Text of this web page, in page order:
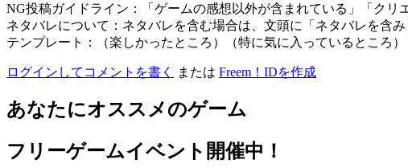
NG投稿ガイドライン：「ゲームの感想以外が含まれている」「クリ
ネタバレについて：ネタバレを含む場合は、文頭に「ネタバレを含み
テンプレート：（楽しかったところ）（特に気に入っているところ
ログインしてコメントを書く または Freem！IDを作成
あなたにオススメのゲーム
フリーゲームイベント開催中！